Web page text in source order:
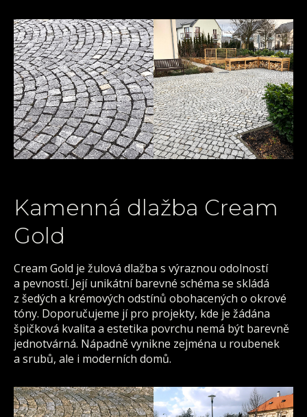
Kamenná dlažba Cream
Gold
Cream Gold je žulová dlažba s výraznou odolností
a pevností. Její unikátní barevné schéma se skládá
z šedých a krémových odstínů obohacených o okrové
tóny. Doporučujeme jí pro projekty, kde je žádána
špičková kvalita a estetika povrchu nemá být barevně
jednotvárná. Nápadně vynikne zejména u roubenek
a srubů, ale i moderních domů.